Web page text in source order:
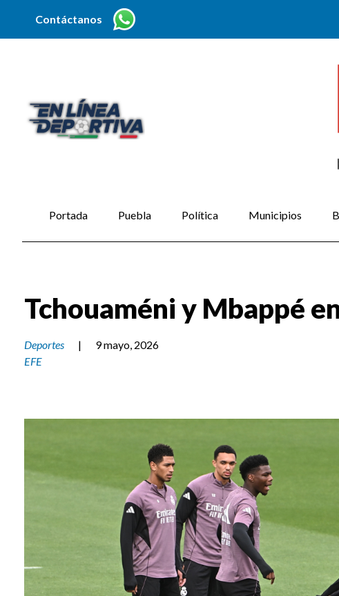
Contáctanos
Portada Puebla Política Municipios
Tchouaméni y Mbappé
Deportes |
9 mayo, 2026
EFE